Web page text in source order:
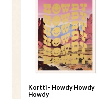
Kortti - Howdy Howdy
Howdy